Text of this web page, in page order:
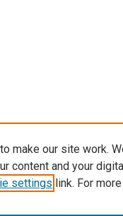
make our site work.
content and your
settings link. For